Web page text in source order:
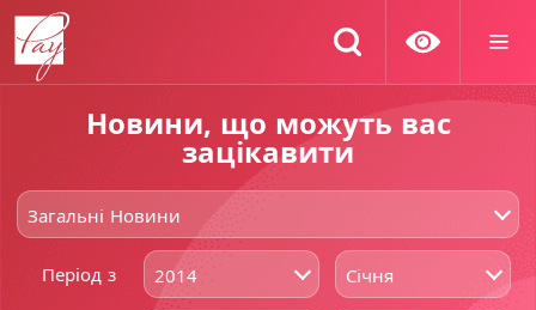
Новини, що можуть вас
зацікавити
Загальні Новини
Період з 2014 Січня